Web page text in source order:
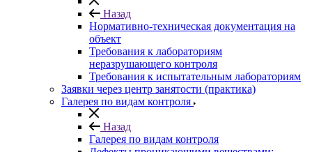
Назад
Нормативно-техническая документация на
объект
Требования к лабораториям
неразрушающего контроля
Требования к испытательным лабораториям
Заявки через центр занятости (практика)
Галерея по видам контроля
Назад
Галерея по видам контроля